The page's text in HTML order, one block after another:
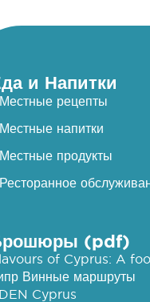
и Напитки
рецепты
напитки
продукты
(pdf)
of Cyprus: A
Винные маршруты
Cyprus